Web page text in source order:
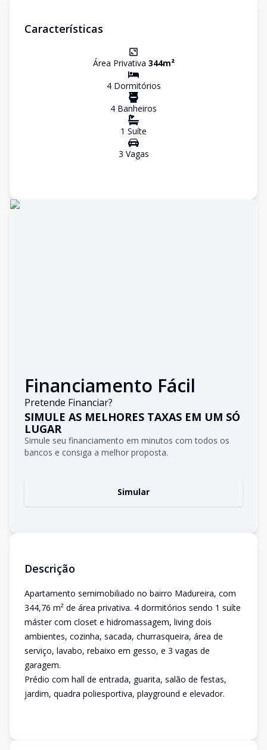
Características
Área Privativa 344m²
4Dormitórios
4 Banheiros
1 Suíte
3 Vagas
Financiamento Fácil
Pretende Financiar?
SIMULE AS MELHORES TAXAS EM UM SÓ
LUGAR
Simule seu financiamento em minutos com todos os
bancos e consiga a melhor proposta.
Simular
Descrição
Apartamento semimobiliado no bairro Madureira, com
344,76 m² de área privativa. 4 dormitórios sendo 1 suíte
máster com closet e hidromassagem, living dois
ambientes, cozinha, sacada, churrasqueira, área de
serviço, lavabo, rebaixo em gesso, e 3 vagas de
garagem.
Prédio com hall de entrada, guarita, salão de festas,
jardim, quadra poliesportiva, playground e elevador.